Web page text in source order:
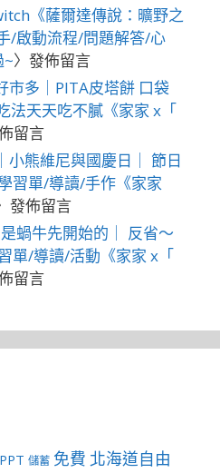
《薩爾達傳說：曠野之
/啟動流程/問題解答/心
~〉發佈留言
市多｜PITA皮塔餅 口袋
法天天吃不膩《家家 x「
留言
小熊維尼與國慶日｜ 節日
習單/導讀/手作《家家
發佈留言
蝸牛先開始的｜ 反省～
單/導讀/活動《家家 x「
留言
PPT 儲蓄 免費 北海道自由